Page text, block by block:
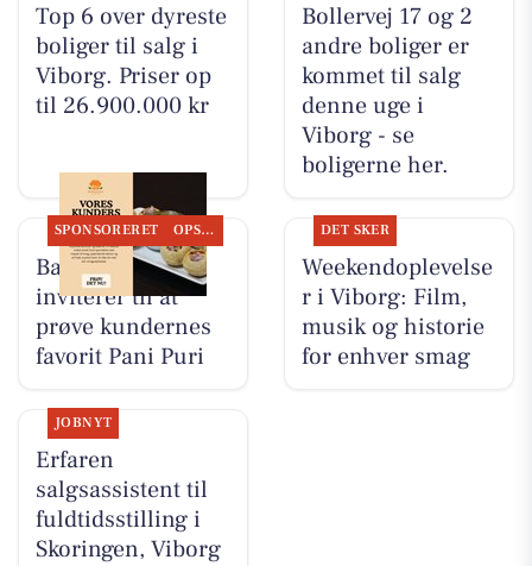
Top 6 over dyreste
boliger til salg i
Viborg. Priser op
til 26.900.000 kr
Bollervej 17 og 2
andre boliger er
kommet til salg
denne uge i
Viborg - se
boligerne her.
SPONSORERET OPSLAGSTAVLEN
Bandhan Viborg
inviterer til at
prøve kundernes
favorit Pani Puri
DET SKER
Weekendoplevelse
r i Viborg: Film,
musik og historie
for enhver smag
JOBNYT
Erfaren
salgsassistent til
fuldtidsstilling i
Skoringen, Viborg